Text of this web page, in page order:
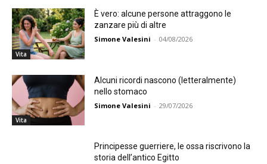
Vita
È vero: alcune persone attraggono le
zanzare più di altre
Simone Valesini - 04/08/2026
Vita
Alcuni ricordi nascono (letteralmente)
nello stomaco
Simone Valesini - 29/07/2026
Principesse guerriere, le ossa riscrivono la
storia dell’antico Egitto